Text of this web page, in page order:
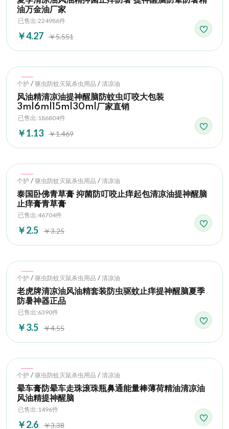
油万金油厂家
已售出:224986件
￥4.27 ￥5.551
Hot
个护 / 驱虫防蚊灭鼠杀虫用品 / 清凉油
风油精清凉油提神醒脑防蚊虫叮咬大包装
3ml6ml15ml30ml厂家直销
已售出:186804件
￥1.13 ￥1.469
Hot
个护 / 驱虫防蚊灭鼠杀虫用品 / 清凉油
泰国卧佛青草膏 抑菌防叮咬止痒起包清凉油提神醒脑
止痒膏青草膏
已售出:46704件
￥2.5 ￥3.25
Hot
个护 / 驱虫防蚊灭鼠杀虫用品 / 清凉油
老虎牌清凉油风油精套装防虫驱蚊止痒提神醒脑夏季
防暑神器正品
已售出:6390件
￥3.5 ￥4.55
Hot
个护 / 驱虫防蚊灭鼠杀虫用品 / 清凉油
晕车膏防晕车走珠滚珠瓶鼻通能量棒薄荷精油清凉油
风油精提神醒脑
已售出:1496件
￥2.6 ￥3.38